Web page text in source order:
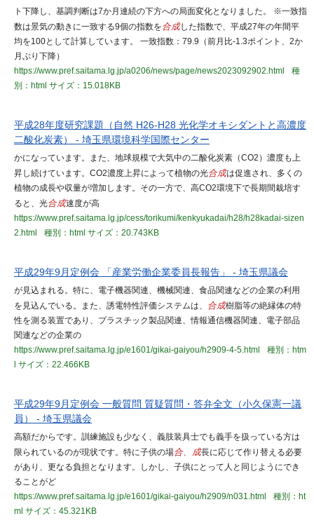
ト下降し、基調判断は7か月連続の下方への局面変化となりました。 ※一致指
数は景気の動きに一致する9個の指数を合成した指数で、平成27年の年間平
均を100として計算しています。 一致指数：79.9（前月比-1.3ポイント、2か
月ぶり下降）
https://www.pref.saitama.lg.jp/a0206/news/page/news2023092902.html
種
別：html サイズ：15.018KB
平成28年度研究課題（自然 H26-H28 光化学オキシダントと高濃度
二酸化炭素） - 埼玉県環境科学国際センター
かになっています。また、地球規模で大気中の二酸化炭素（CO2）濃度も上
昇し続けています。CO2濃度上昇によって植物の光合成は促進され、多くの
植物の成長や収量が増加します。その一方で、高CO2環境下で長期間栽培す
ると、光合成速度が高
https://www.pref.saitama.lg.jp/cess/torikumi/kenkyukadai/h28/h28kadai-sizen
2.html
種別：html サイズ：20.743KB
平成29年9月定例会 「産業労働企業委員長報告」 - 埼玉県議会
が見込まれる。特に、電子機器関連、機械関連、食品関連などの企業の利用
を見込んでいる。また、誘電特性評価システムは、 合成樹脂等の絶縁体の特
性を測る装置であり、プラスチック製品関連、情報通信機器関連、電子部品
関連などの企業の
https://www.pref.saitama.lg.jp/e1601/gikai-gaiyou/h2909-4-5.html
種別：htm
サイズ：22.466KB
平成29年9月定例会 一般質問 質疑質問・答弁全文（小久保憲一議
員） - 埼玉県議会
高額だからです。訓練施設も少なく、義肢装具士でも義手を扱っている方は
限られているのが現状です。特に子供の場合、成長に応じて作り替える必要
があり、更なる負担となります。しかし、子供にとって人と同じようにでき
ることがど
https://www.pref.saitama.lg.jp/e1601/gikai-gaiyou/h2909/n031.html
種別：ht
ml サイズ：45.321KB